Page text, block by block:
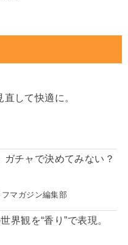
して快適に。
ガチャで決めてみない？
マガジン編集部
界観を“香り”で表現。